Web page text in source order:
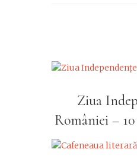
Ziua
României –